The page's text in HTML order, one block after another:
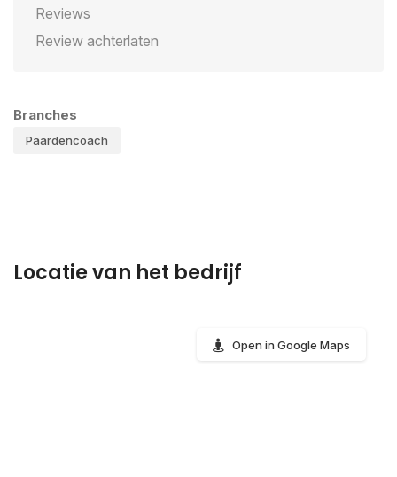
Reviews
Review achterlaten
Branches
Paardencoach
Locatie van het bedrijf
Open in Google Maps